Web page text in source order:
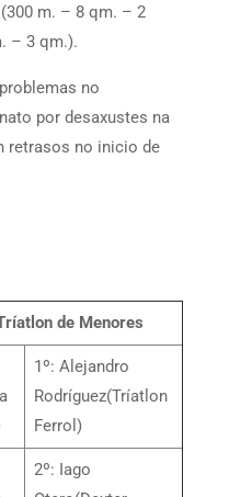
m. – 8 qm. – 2
– 3 qm.).
no
por desaxustes na
retrasos no inicio de
de Menores
1º: Alejandro
Rodríguez(Tríatlon
Ferrol)
2º: Iago